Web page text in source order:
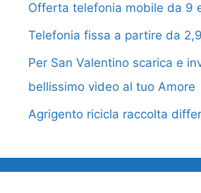
Offerta telefonia mobile da 9
Telefonia fissa a partire da
Per San Valentino scarica e
bellissimo video al tuo Amore
Agrigento ricicla raccolta